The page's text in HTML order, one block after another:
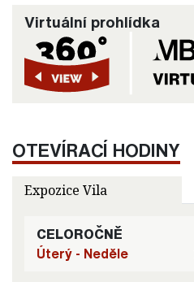
Virtuální prohlídka
OTEVÍRACÍ HODINY
Expozice Vila
CELOROČNĚ
Úterý - Neděle